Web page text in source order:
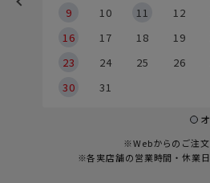
9
10 11 12
16
17 18 19
23
24 25 26
30
31
※Webからのご注
※各実店舗の営業時間・休業